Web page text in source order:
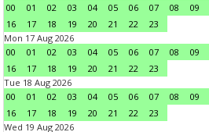
00
01 02 03 04 05 06 07 08 09
16
17 18 19 20 21 22
23
Mon 17 Aug 2026
00
01 02 03 04 05 06 07 08 09
16
17 18 19 20 21 22
23
Tue 18 Aug 2026
00
01 02 03 04 05 06 07 08 09
16
17 18 19 20 21 22
23
Wed 19 Aug 2026